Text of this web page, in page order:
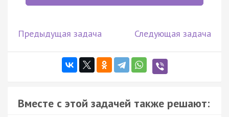
Предыдущая задача Следующая задача
Вместе с этой задачей также решают: